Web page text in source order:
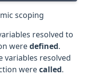
scoping
resolved to
weredefined.
variables resolved
werecalled.